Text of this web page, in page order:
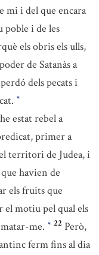
mi i del que encara
poble i de les
els obris els ulls,
de Satanàs a
dels pecats i
*
estat rebel a
primer a
territori de Judea, i
havien de
els fruits que
el motiu pel qual els
me. * 22 Però,
ferm fins al dia